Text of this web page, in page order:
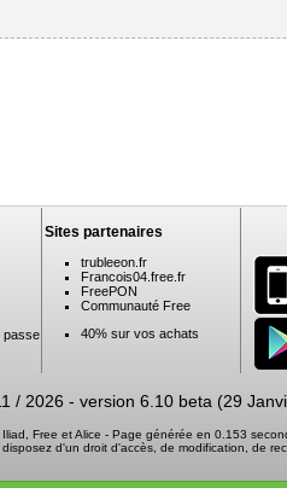
passe
Sites partenaires
trubleeon.fr
Francois04.free.fr
FreePON
Communauté Free
40% sur vos achats
/ 2026 - version 6.10 beta (29
Free et Alice - Page générée en 0.153
d'un droit d'accès, de modification, de